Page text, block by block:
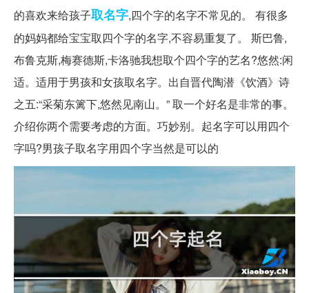
的喜欢来给孩子取名字,四个字的名字不常见的。 有很多
的妈妈都给宝宝取四个字的名字,不容易重复了。 斯巴鲁,
布鲁克斯,梅赛德斯,卡洛驰我想取个四个字的艺名?悠然:闲
适。适用于男孩和女孩取名字。出自晋代陶潜《饮酒》诗
之五:“采菊东篱下,悠然见南山。” 取一个好名是非常的事。
介绍你两个需要考虑的方面。巧妙别。起名字可以用四个
字吗?男孩子取名字用四个字当然是可以的